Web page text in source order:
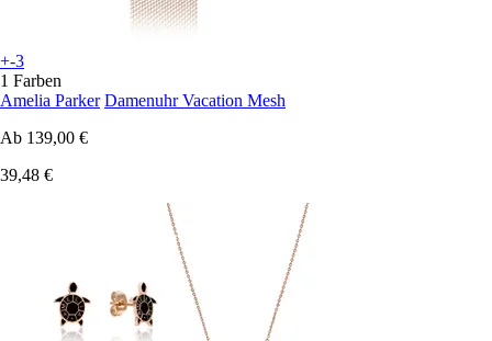
+-3
1 Farben
Amelia Parker Damenuhr Vacation Mesh
Ab 139,00 €
39,48 €